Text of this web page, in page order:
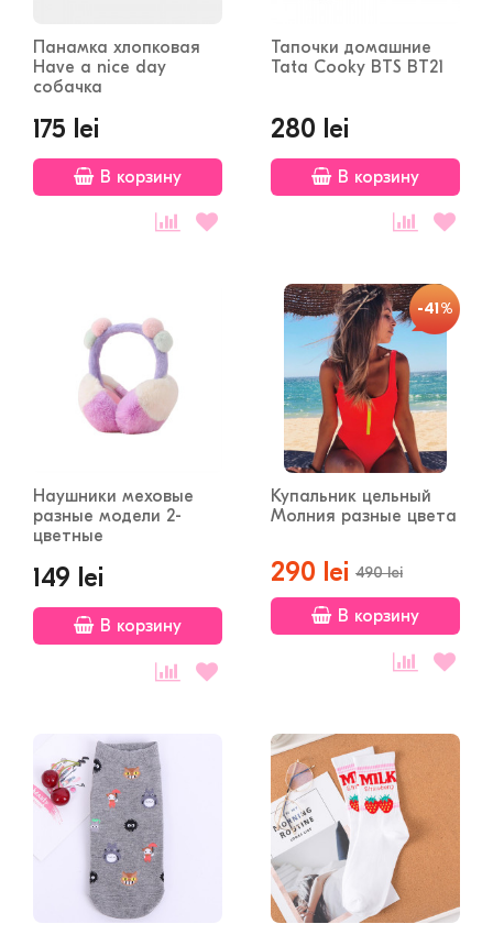
Панамка хлопковая
Have a nice day
собачка
175 lei
В корзину
Тапочки домашние
Tata Cooky BTS BT21
280 lei
В корзину
Наушники меховые
разные модели 2-
цветные
149 lei
В корзину
-41%
Купальник цельный
Молния разные цвета
290 lei 490 lei
В корзину